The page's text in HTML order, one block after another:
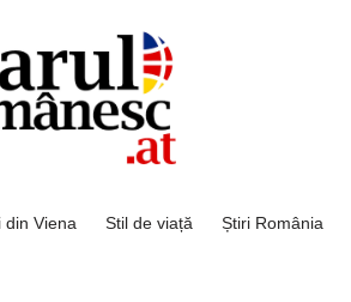
din Viena Stil de viață Știri România